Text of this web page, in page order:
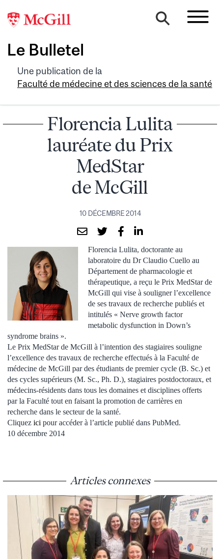
Le Bulletel
Une publication de la
Faculté de médecine et des sciences de la santé
Florencia Lulita
lauréate du Prix
MedStar
de McGill
10 DÉCEMBRE 2014
Florencia Lulita, doctorante au
laboratoire du Dr Claudio Cuello au
Département de pharmacologie et
thérapeutique, a reçu le Prix MedStar de
McGill qui vise à souligner l’excellence
de ses travaux de recherche publiés et
intitulés « Nerve growth factor
metabolic dysfunction in Down’s
syndrome brains ».
Le Prix MedStar de McGill à l’intention des stagiaires souligne
l’excellence des travaux de recherche effectués à la Faculté de
médecine de McGill par des étudiants de premier cycle (B. Sc.) et
des cycles supérieurs (M. Sc., Ph. D.), stagiaires postdoctoraux, et
médecins-résidents dans tous les domaines et disciplines offerts
par la Faculté tout en faisant la promotion de carrières en
recherche dans le secteur de la santé.
Cliquez ici pour accéder à l’article publié dans PubMed.
10 décembre 2014
Articles connexes